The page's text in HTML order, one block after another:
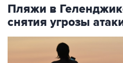
Пляжи в
снятия угрозы